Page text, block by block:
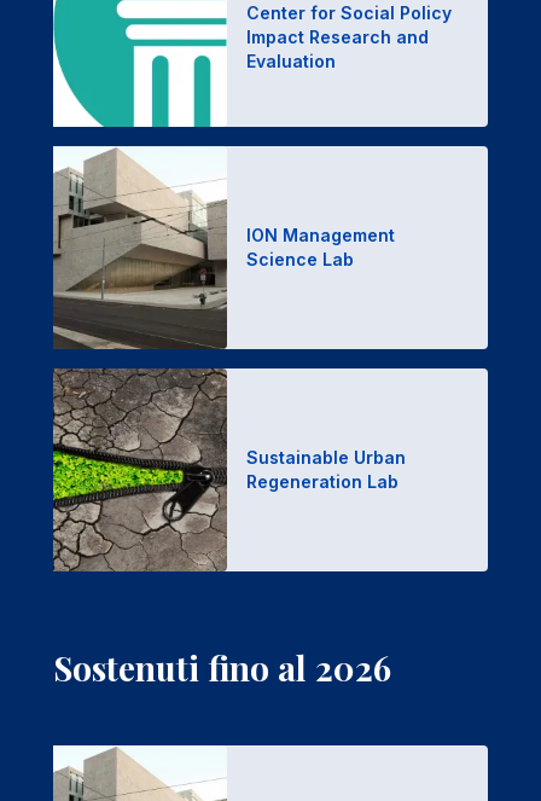
Center for Social Policy
Impact Research and
Evaluation
ION Management
Science Lab
Sustainable Urban
Regeneration Lab
Sostenuti fino al 2026